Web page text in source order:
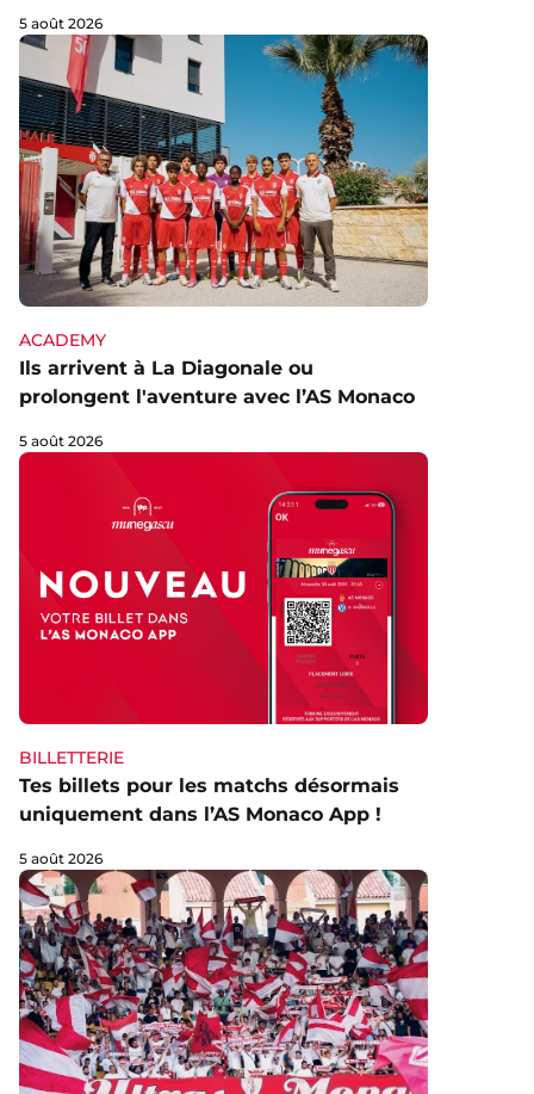
5 août 2026
ACADEMY
Ils arrivent à La Diagonale ou
prolongent l'aventure avec l’AS Monaco
5 août 2026
BILLETTERIE
Tes billets pour les matchs désormais
uniquement dans l’AS Monaco App !
5 août 2026